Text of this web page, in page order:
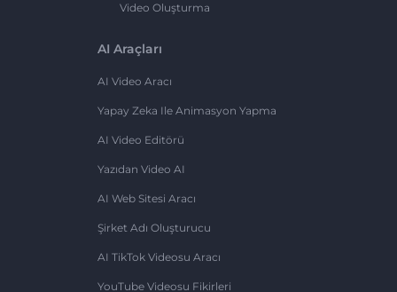
Video Oluşturma
AI Araçları
AI Video Aracı
Yapay Zeka Ile Animasyon Yapma
AI Video Editörü
Yazıdan Video AI
AI Web Sitesi Aracı
Şirket Adı Oluşturucu
AI TikTok Videosu Aracı
YouTube Videosu Fikirleri